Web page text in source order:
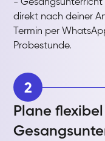
-
direkt nach deiner
Termin per
Probestunde.
2
Plane